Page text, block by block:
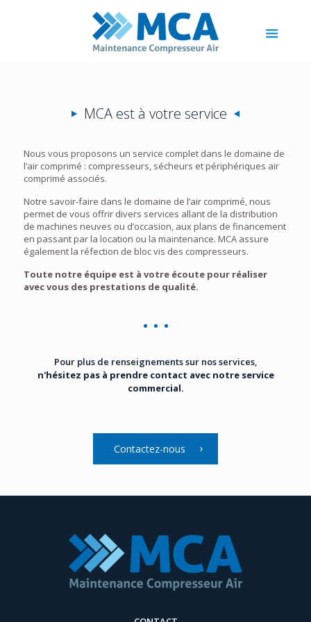
MCA est à votre service
Nous vous proposons un service complet dans le domaine de
l’air comprimé : compresseurs, sécheurs et périphériques air
comprimé associés.
Notre savoir-faire dans le domaine de l’air comprimé, nous
permet de vous offrir divers services allant de la distribution
de machines neuves ou d’occasion, aux plans de financement
en passant par la location ou la maintenance. MCA assure
également la réfection de bloc vis des compresseurs.
Toute notre équipe est à votre écoute pour réaliser
avec vous des prestations de qualité.
Pour plus de renseignements sur nos services,
n'hésitez pas à prendre contact avec notre service
commercial.
Contactez-nous